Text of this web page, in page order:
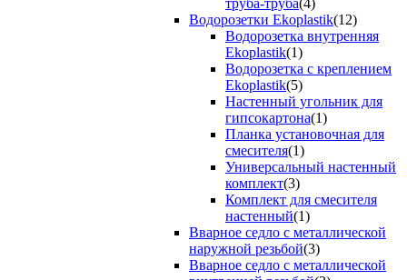
Водорозетки Ekoplastik(12)
Водорозетка внутренняя
Ekoplastik(1)
Водорозетка с креплением
Ekoplastik(5)
Настенный угольник для
гипсокартона(1)
Планка установочная для
смесителя(1)
Универсальный настенный
комплект(3)
Комплект для смесителя
настенный(1)
Вварное седло с металлической
наружной резьбой(3)
Вварное седло с металлической